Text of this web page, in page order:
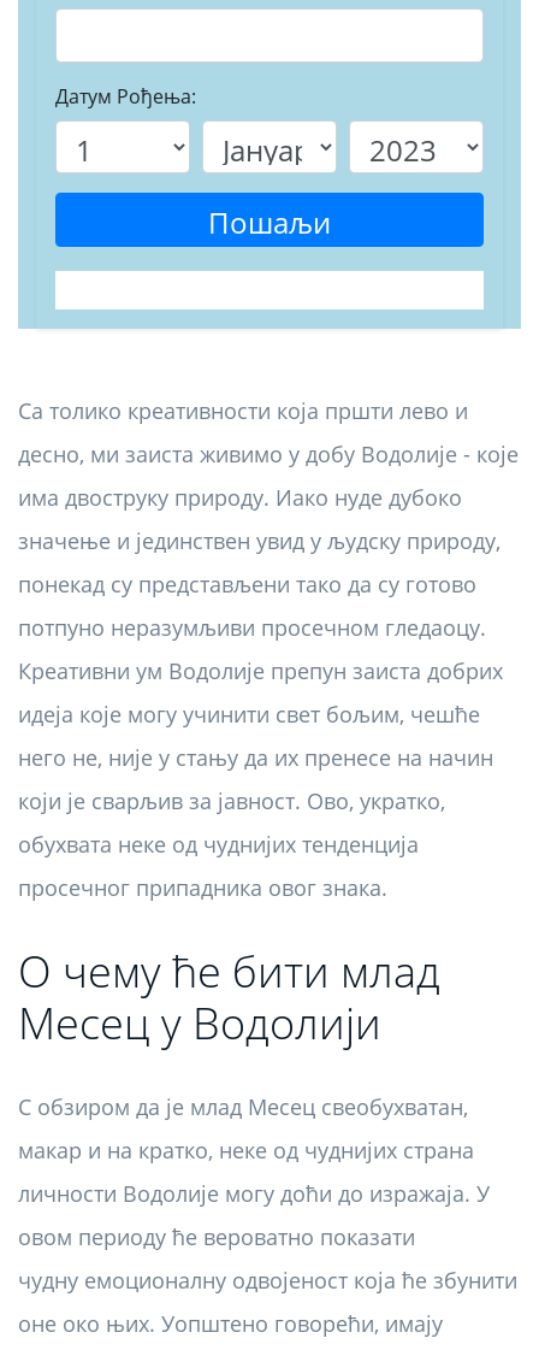
Датум Рођења:
Пошаљи
Са толико креативности која пршти лево и
десно, ми заиста живимо у добу Водолије - које
има двоструку природу. Иако нуде дубоко
значење и јединствен увид у људску природу,
понекад су представљени тако да су готово
потпуно неразумљиви просечном гледаоцу.
Креативни ум Водолије препун заиста добрих
идеја које могу учинити свет бољим, чешће
него не, није у стању да их пренесе на начин
који је сварљив за јавност. Ово, укратко,
обухвата неке од чуднијих тенденција
просечног припадника овог знака.
О чему ће бити млад
Месец у Водолији
С обзиром да је млад Месец свеобухватан,
макар и на кратко, неке од чуднијих страна
личности Водолије могу доћи до изражаја. У
овом периоду ће вероватно показати
чудну емоционалну одвојеност која ће збунити
оне око њих. Уопштено говорећи, имају